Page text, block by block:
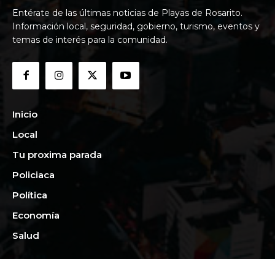
Entérate de las últimas noticias de Playas de Rosarito.
Información local, seguridad, gobierno, turismo, eventos y
temas de interés para la comunidad.
Inicio
Local
Tu proxima parada
Policiaca
Política
Economía
Salud